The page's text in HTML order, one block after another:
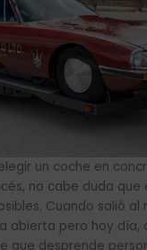
un coche en
no cabe duda que
Cuando salió al
abierta pero hoy día,
que desprende